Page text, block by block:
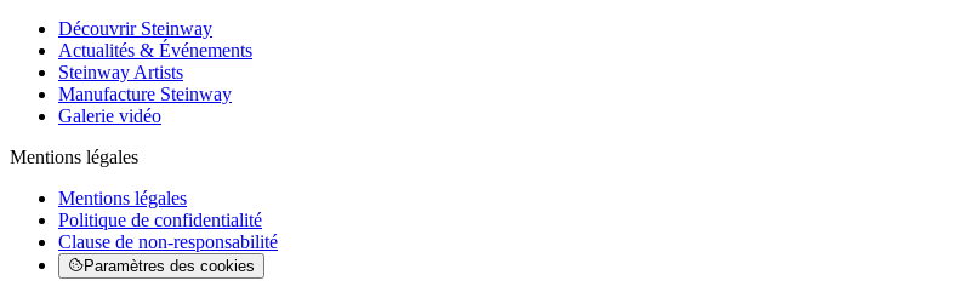
Découvrir Steinway
Actualités & Événements
Steinway Artists
Manufacture Steinway
Galerie vidéo
Mentions légales
Mentions légales
Politique de confidentialité
Clause de non-responsabilité
Paramètres des cookies